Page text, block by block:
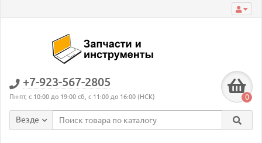
+7-923-567-2805
Пн-пт, с 10:00 до 19:00 сб, с 11:00 до 16:00 (НСК) 0
Везде